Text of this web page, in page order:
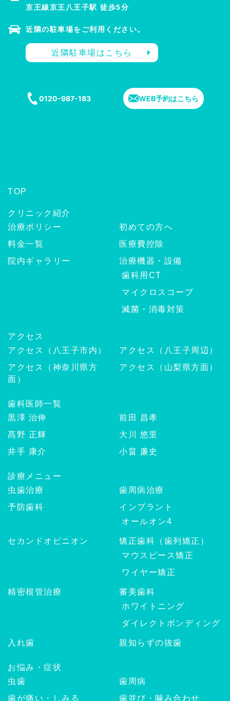
京王線京王八王子駅 徒歩5分
近隣の駐車場をご利用ください。
近隣駐車場はこちら
0120-987-183 WEB予約はこちら
TOP
クリニック紹介
治療ポリシー
初めての方へ
料金一覧
医療費控除
院内ギャラリー
治療機器・設備
歯科用CT
マイクロスコープ
滅菌・消毒対策
アクセス
アクセス（八王子市内）
アクセス（八王子周辺）
アクセス（神奈川県方
面）
アクセス（山梨県方面）
歯科医師一覧
黒澤 治伸
前田 昌孝
髙野 正輝
大川 悠里
井手 康介
小畠 廉史
診療メニュー
虫歯治療
歯周病治療
予防歯科
インプラント
オールオン4
セカンドオピニオン
矯正歯科（歯列矯正）
マウスピース矯正
ワイヤー矯正
精密根管治療
審美歯科
ホワイトニング
ダイレクトボンディング
入れ歯 親知らずの抜歯
お悩み・症状
虫歯
歯周病
歯が痛い・しみる
歯並び・噛み合わせ